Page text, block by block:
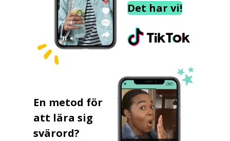
Det har vi!
En metod för
att lära sig
svärord?